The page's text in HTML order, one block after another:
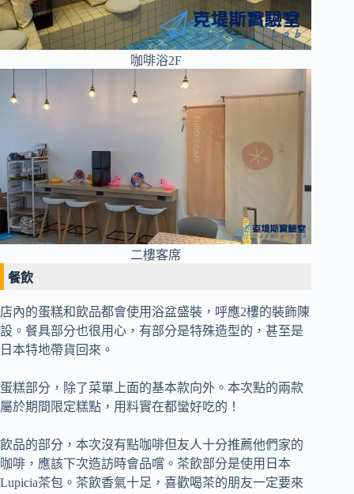
咖啡浴2F
二樓客席
餐飲
店內的蛋糕和飲品都會使用浴盆盛裝，呼應2樓的裝飾陳
設。餐具部分也很用心，有部分是特殊造型的，甚至是
日本特地帶貨回來。
蛋糕部分，除了菜單上面的基本款向外。本次點的兩款
屬於期間限定糕點，用料實在都蠻好吃的！
飲品的部分，本次沒有點咖啡但友人十分推薦他們家的
咖啡，應該下次造訪時會品嚐。茶飲部分是使用日本
Lupicia茶包。茶飲香氣十足，喜歡喝茶的朋友一定要來